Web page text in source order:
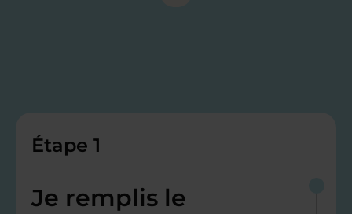
Étape 1
Je remplis le